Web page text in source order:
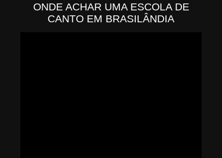
ONDE ACHAR UMA ESCOLA DE
CANTO EM BRASILÂNDIA